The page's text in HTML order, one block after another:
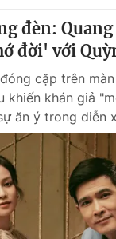
tương lai
đèn:
đời' với
cặp trên
khiến khán giả
ăn ý trong diễn